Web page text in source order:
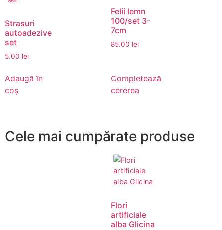
Strasuri
autoadezive
set
5.00 lei
Adaugă în
coș
Felii lemn
100/set 3-
7cm
85.00 lei
Completează
cererea
Cele mai cumpărate produse
Flori
artificiale
alba Glicina